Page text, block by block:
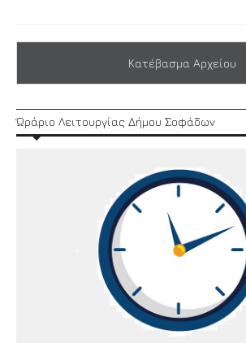
Κατέβασμα Αρχείου
Ώράριο Λειτουργίας Δήμου Σοφάδων